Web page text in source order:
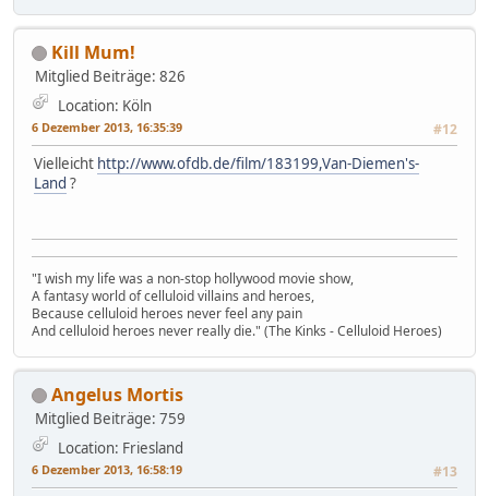
Kill Mum!
Mitglied Beiträge: 826
Location: Köln
6 Dezember 2013, 16:35:39 #12
Vielleicht http://www.ofdb.de/film/183199,Van-Diemen's-
Land ?
"I wish my life was a non-stop hollywood movie show,
A fantasy world of celluloid villains and heroes,
Because celluloid heroes never feel any pain
And celluloid heroes never really die." (The Kinks - Celluloid Heroes)
Angelus Mortis
Mitglied Beiträge: 759
Location: Friesland
6 Dezember 2013, 16:58:19 #13